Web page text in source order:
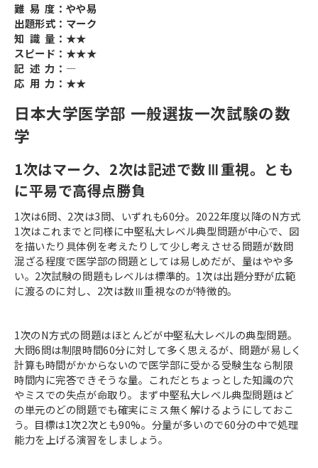
難 易 度：やや易
出題形式：マーク
知 識 量：★★
スピード：★★★
記 述 力：―
応 用 力：★★
日本大学医学部 一般選抜一次試験の数
学
1次はマーク、2次は記述で数Ⅲ重視。とも
に平易で高得点勝負
1次は6問、2次は3問、いずれも60分。2022年度以降のN方式
1次はこれまでと同様に中堅私大レベル典型問題が中心で、図
を描いたり具体例を考えたりして少し考えさせる問題が数問
混ざる程度で医学部の問題としては易しめだが、量はやや多
い。2次試験の問題もレベルは標準的。1次は出題分野が広範
に渡るのに対し、2次は数Ⅲ重視なのが特徴的。
1次のN方式の問題はほとんどが中堅私大レベルの典型問題。
大問6問は制限時間60分に対して多く思えるが、問題が易しく
計算も時間がかからないので医学部に受かる受験生なら制限
時間内に完答できそうな量。これだとちょっとした知識の穴
やミスでの失点が命取り。まず中堅私大レベル典型問題はど
の単元のどの問題でも確実にミス無く解けるようにしておこ
う。目標は1次2次とも90%。分量が多いので60分の中で処理
能力を上げる演習をしましょう。